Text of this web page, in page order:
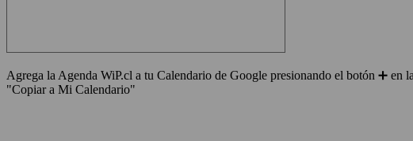
Agrega la Agenda WiP.cl a tu Calendario de Google presionando el botón ➕
"Copiar a Mi Calendario"